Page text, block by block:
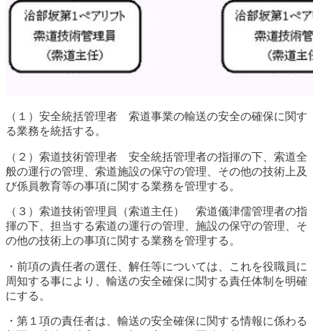
（１）安全統括管理者 索道事業の輸送の安全の確保に関す
る業務を統括する。
（２）索道技術管理者 安全統括管理者の指揮の下、索道全
般の運行の管理、索道施設の保守の管理、その他の技術上及
び係員教育等の事項に関する業務を管理する。
（３）索道技術管理員（索道主任） 索道儀津儒管理者の指
揮の下、担当する索道の運行の管理、施設の保守の管理、そ
の他の技術上の事項に関する業務を管理する。
・前項の責任者の選任、解任等については、これを役職員に
周知する事により、輸送の安全確保に関する責任体制を明確
にする。
・第１項の責任者は、輸送の安全確保に関する情報に係わる